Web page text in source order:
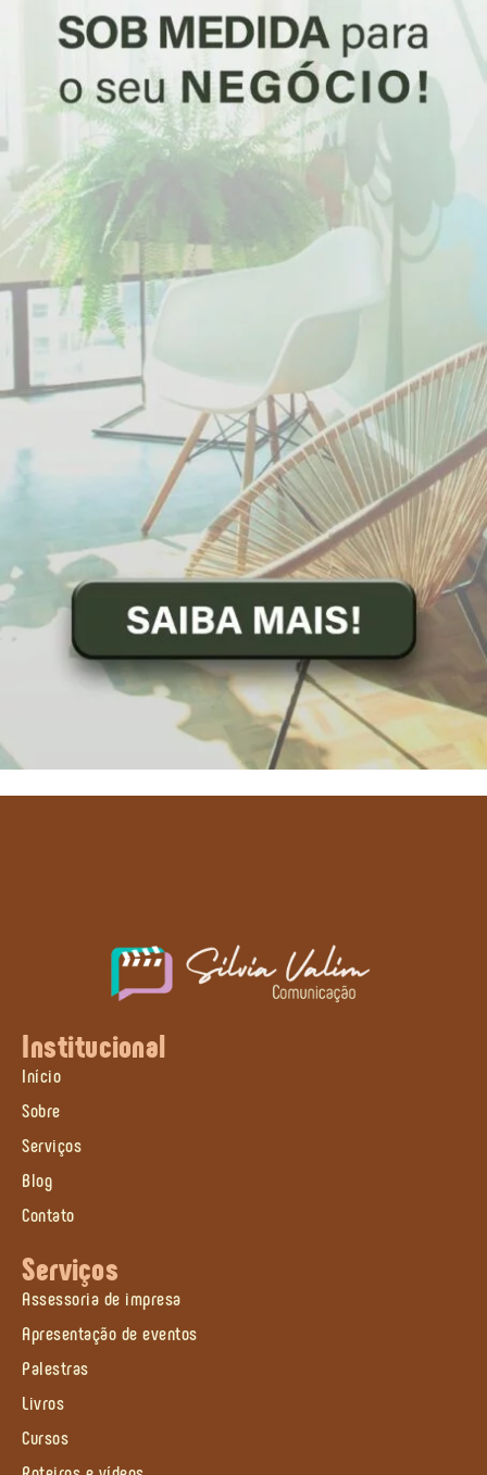
Institucional
Início
Sobre
Serviços
Blog
Contato
Serviços
Assessoria de impresa
Apresentação de eventos
Palestras
Livros
Cursos